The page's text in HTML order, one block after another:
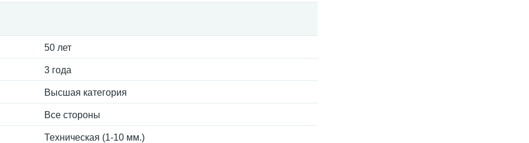
50 лет
3 года
Высшая категория
Все стороны
Техническая (1-10 мм.)